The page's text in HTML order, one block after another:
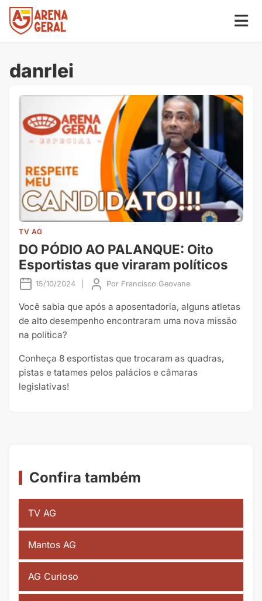
danrlei
TV AG
DO PÓDIO AO PALANQUE: Oito
Esportistas que viraram políticos
15/10/2024 Por Francisco Geovane
Você sabia que após a aposentadoria, alguns atletas
de alto desempenho encontraram uma nova missão
na política?
Conheça 8 esportistas que trocaram as quadras,
pistas e tatames pelos palácios e câmaras
legislativas!
Confira também
TV AG
Mantos AG
AG Curioso